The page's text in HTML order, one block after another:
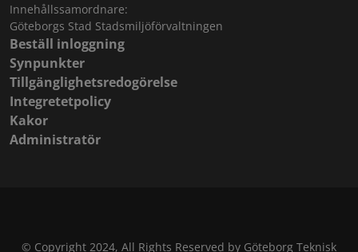
Innehållssamordnare:
Göteborgs Stad Stadsmiljöförvaltningen
Beställ inloggning
Synpunkter
Tillgänglighetsredogörelse
Integretetpolicy
Kakor
Administratör
© Copyright 2024, All Rights Reserved by Göteborg Teknisk